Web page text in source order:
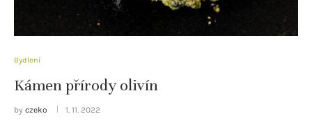
Bydlení
Kámen přírody olivín
by czeko 1. 11. 2022